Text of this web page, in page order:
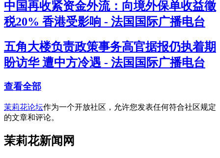
中国再收紧资金外流：向境外保单收益徵
税20% 香港受影响 - 法国国际广播电台
五角大楼负责政策事务高官据报仍执着期
盼访华 遭中方冷遇 - 法国国际广播电台
查看全部
茉莉花论坛作为一个开放社区，允许您发表任何符合社区规定
的文章和评论。
茉莉花新闻网